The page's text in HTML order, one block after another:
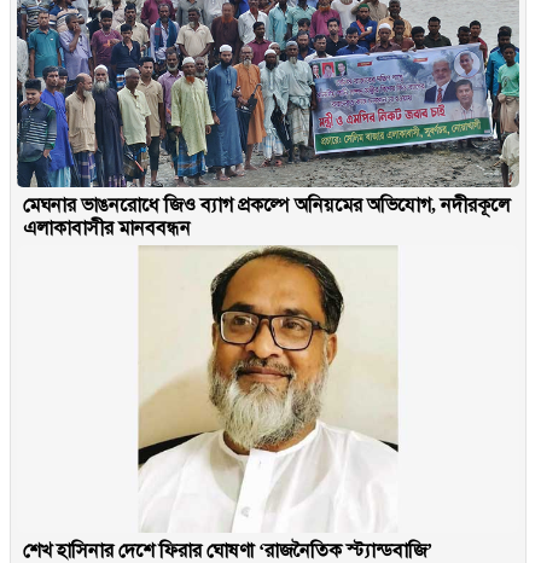
মেঘনার ভাঙনরোধে জিও ব্যাগ প্রকল্পে অনিয়মের অভিযোগ, নদীরকূলে
এলাকাবাসীর মানববন্ধন
শেখ হাসিনার দেশে ফিরার ঘোষণা ‘রাজনৈতিক স্ট্যান্ডবাজি’